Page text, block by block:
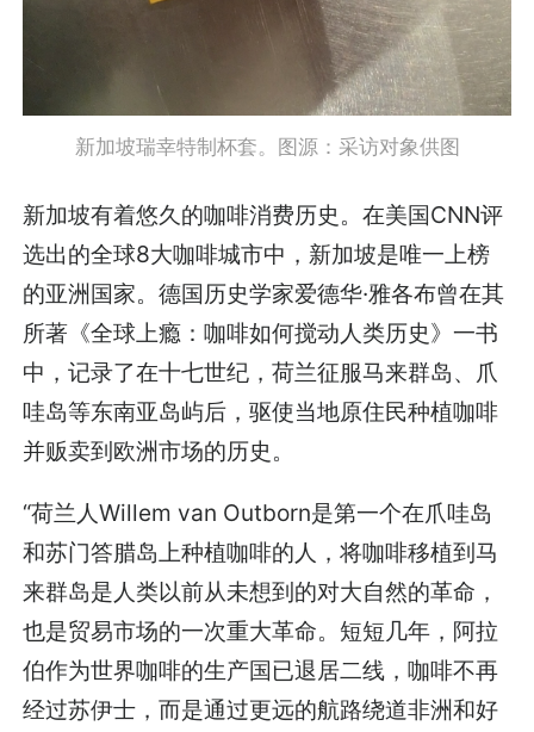
新加坡瑞幸特制杯套。图源：采访对象供图
新加坡有着悠久的咖啡消费历史。在美国CNN评
选出的全球8大咖啡城市中，新加坡是唯一上榜
的亚洲国家。德国历史学家爱德华·雅各布曾在其
所著《全球上瘾：咖啡如何搅动人类历史》一书
中，记录了在十七世纪，荷兰征服马来群岛、爪
哇岛等东南亚岛屿后，驱使当地原住民种植咖啡
并贩卖到欧洲市场的历史。
“荷兰人Willem van Outborn是第一个在爪哇岛
和苏门答腊岛上种植咖啡的人，将咖啡移植到马
来群岛是人类以前从未想到的对大自然的革命，
也是贸易市场的一次重大革命。短短几年，阿拉
伯作为世界咖啡的生产国已退居二线，咖啡不再
经过苏伊士，而是通过更远的航路绕道非洲和好